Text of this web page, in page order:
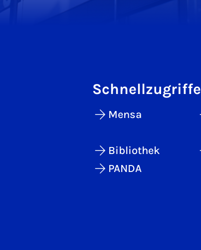
Schnellzugriffe
Mensa
Bibliothek
PANDA